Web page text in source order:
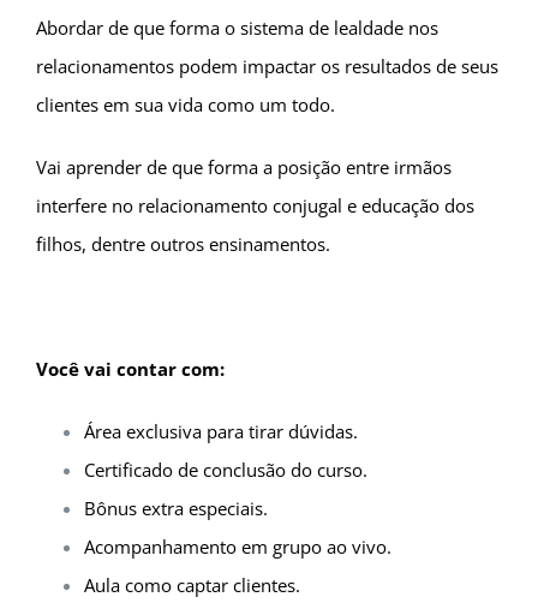
Abordar de que forma o sistema de lealdade nos
relacionamentos podem impactar os resultados de seus
clientes em sua vida como um todo.
Vai aprender de que forma a posição entre irmãos
interfere no relacionamento conjugal e educação dos
filhos, dentre outros ensinamentos.
Você vai contar com:
Área exclusiva para tirar dúvidas.
Certificado de conclusão do curso.
Bônus extra especiais.
Acompanhamento em grupo ao vivo.
Aula como captar clientes.